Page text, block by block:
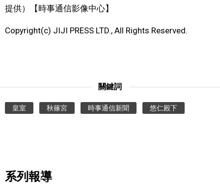
工作勞動
語言
提供）【時事通信影像中心】
Copyright(c) JIJI PRESS LTD., All Rights Reserved.
關鍵詞
皇室 秋篠宮 時事通信新聞 悠仁殿下
系列報導